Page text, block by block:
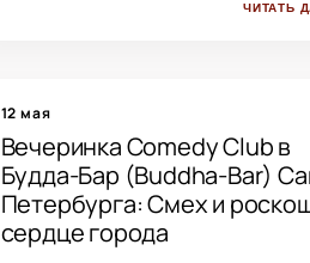
ЧИТАТЬ
12 мая
Вечеринка Comedy Club в
Будда-Бар (Buddha-Bar)
Петербурга: Смех и
сердце города